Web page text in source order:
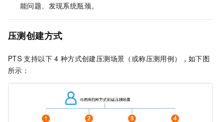
能问题、发现系统瓶颈。
压测创建方式
PTS 支持以下 4 种方式创建压测场景（或称压测用例），如下图
所示：